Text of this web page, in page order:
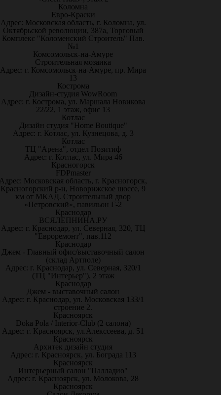
Коломна
Евро-Краски
Адрес: Московская область, г. Коломна, ул.
Октябрьской революции, 387а, Торговый
Комплекс "Коломенский Строитель" Пав.
№1
Комсомольск-на-Амуре
Строительная мозаика
Адрес: г. Комсомольск-на-Амуре, пр. Мира
13
Кострома
Дизайн-студия WowRoom
Адрес: г. Кострома, ул. Маршала Новикова
22/22, 1 этаж, офис 13
Котлас
Дизайн студия "Home Boutique"
Адрес: г. Котлас, ул. Кузнецова, д. 3
Котлас
ТЦ "Арена", отдел Позитиф
Адрес: г. Котлас, ул. Мира 46
Красногорск
FDPmaster
Московская область, г. Красногорск,
Красногорский р-н, Новорижское шоссе, 9
км от МКАД. Строительный двор
«Петровский», павильон Г-2
Краснодар
ВСЯЛЕПНИНА.РУ
Адрес: г. Краснодар, ул. Северная, 320, ТЦ
"Евроремонт", пав.112
Краснодар
Джем - Главный офис/выставочный салон
(склад Артполе)
Адрес: г. Краснодар, ул. Северная, 320/1
(ТЦ "Интерьер"), 2 этаж
Краснодар
Джем - выставочный салон
Адрес: г. Краснодар, ул. Московская 133/1
строение 2.
Красноярск
Doka Pola / Interior-Club (2 салона)
Адрес: г. Красноярск, ул.Алекссеева, д. 51
Красноярск
Архитек дизайн студия
Адрес: г. Красноярск, ул. Бограда 113
Красноярск
Интерьерный салон "Палладио"
Адрес: г. Красноярск, ул. Молокова, 28
Красноярск